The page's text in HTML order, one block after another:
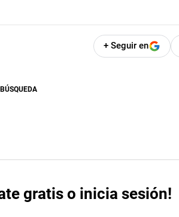
+ Seguir en
gratis o inicia sesión!